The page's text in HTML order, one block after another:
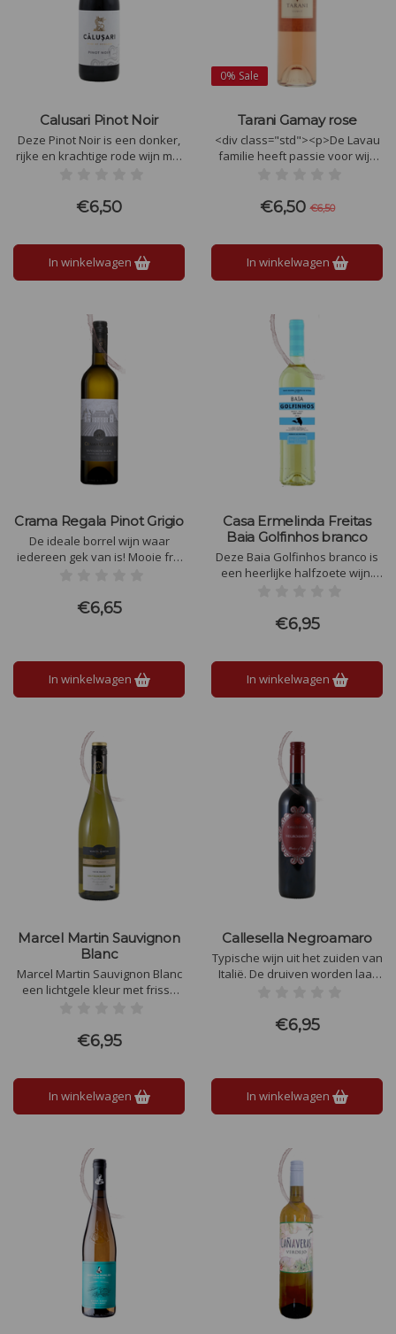
Calusari Pinot Noir
Deze Pinot Noir is een donker,
rijke en krachtige rode wijn met
€6,50
In winkelwagen
0% Sale
Tarani Gamay rose
<div class="std"><p>De Lavau
familie heeft passie voor wijn
in Saint-Émilion. Vervolgens
hebben René Lavau en zijn
Tunesië omgetoverd tot
€6,50 €6,50
In winkelwagen
Crama Regala Pinot Grigio
De ideale borrel wijn waar
iedereen gek van is! Mooie fris
zacht. Een mooie Pinot Grigio uit
Moldavië.
€6,65
In winkelwagen
Casa Ermelinda Freitas
Baia Golfinhos branco
Deze Baia Golfinhos branco is
een heerlijke halfzoete wijn.
zacht en toch nog genoeg
frisheid die duidelijk aanwezig
€6,95
In winkelwagen
Marcel Martin Sauvignon
Blanc
Marcel Martin Sauvignon Blanc
een lichtgele kleur met frisse
groene typische Sauvignon
aroma’s zoals appel en
€6,95
In winkelwagen
Callesella Negroamaro
Typische wijn uit het zuiden van
Italië. De druiven worden laat
van rijpheid. Dit geeft de wijn
fruitinvloeden van gedroogd
€6,95
In winkelwagen